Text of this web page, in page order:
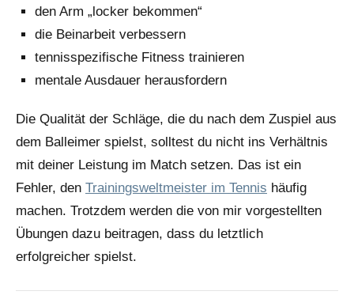
den Arm „locker bekommen“
die Beinarbeit verbessern
tennisspezifische Fitness trainieren
mentale Ausdauer herausfordern
Die Qualität der Schläge, die du nach dem Zuspiel aus
dem Balleimer spielst, solltest du nicht ins Verhältnis
mit deiner Leistung im Match setzen. Das ist ein
Fehler, den Trainingsweltmeister im Tennis häufig
machen. Trotzdem werden die von mir vorgestellten
Übungen dazu beitragen, dass du letztlich
erfolgreicher spielst.